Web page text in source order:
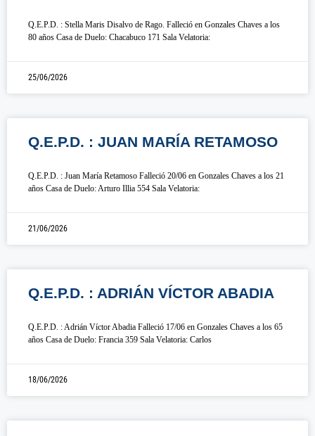
Q.E.P.D. : Stella Maris Disalvo de Rago. Falleció en Gonzales Chaves a los
80 años Casa de Duelo: Chacabuco 171 Sala Velatoria:
25/06/2026
Q.E.P.D. : JUAN MARÍA RETAMOSO
Q.E.P.D. : Juan María Retamoso Falleció 20/06 en Gonzales Chaves a los 21
años Casa de Duelo: Arturo Illia 554 Sala Velatoria:
21/06/2026
Q.E.P.D. : ADRIÁN VÍCTOR ABADIA
Q.E.P.D. : Adrián Víctor Abadia Falleció 17/06 en Gonzales Chaves a los 65
años Casa de Duelo: Francia 359 Sala Velatoria: Carlos
18/06/2026